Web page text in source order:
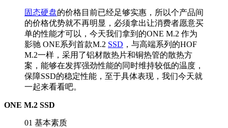
固态硬盘的价格目前已经足够实惠，所以个产品间
的价格优势就不再明显，必须拿出让消费者愿意买
单的性能才可以，今天我们拿到的ONE M.2 作为
影驰 ONE系列首款M.2 SSD ，与高端系列的HOF
M.2一样，采用了铝材散热片和铜热管的散热方
案，能够在发挥强劲性能的同时维持较低的温度，
保障SSD的稳定性能，至于具体表现，我们今天就
一起来看看吧。
ONE M.2 SSD
01 基本素质